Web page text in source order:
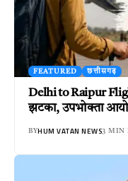
FEATURED छत्तीसगढ़
Delhi to Raipur
झटका, उपभोक्ता
BYHUM VATAN NEWS3 MIN